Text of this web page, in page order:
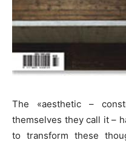
The «aesthetic –
themselves they call it –
to transform these